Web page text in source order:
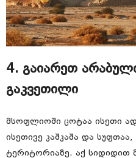
4. გაიარეთ
გაკვეთილი
მსოფლიოში ცოტაა ისეთი
ისეთივე კაშკაშა და
ტერიტორიაზე. აქ სიდიდით